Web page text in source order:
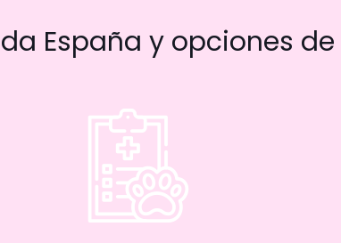
España y opciones